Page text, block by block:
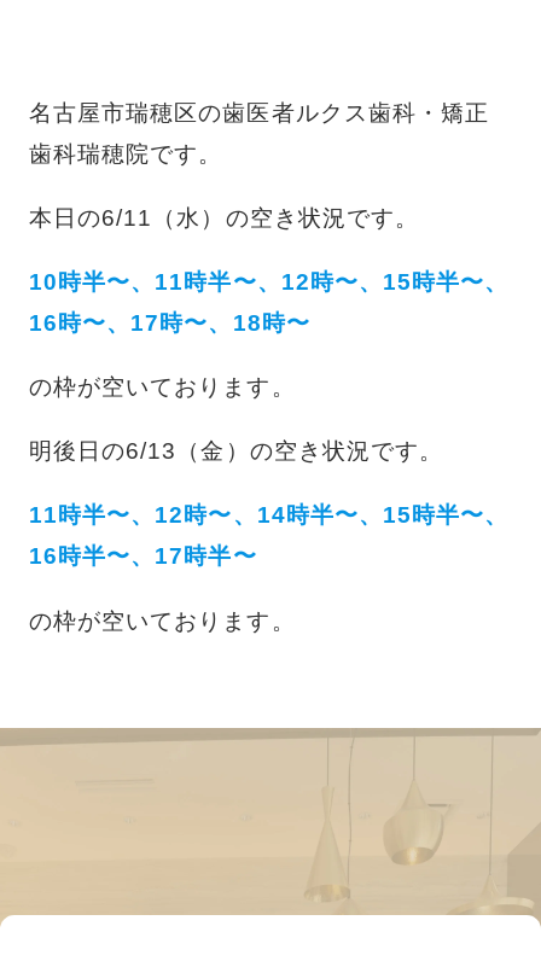
名古屋市瑞穂区の歯医者ルクス歯科・矯正
歯科瑞穂院です。
本日の6/11（水）の空き状況です。
10時半〜、11時半〜、12時〜、15時半〜、
16時〜、17時〜、18時〜
の枠が空いております。
明後日の6/13（金）の空き状況です。
11時半〜、12時〜、14時半〜、15時半〜、
16時半〜、17時半〜
の枠が空いております。